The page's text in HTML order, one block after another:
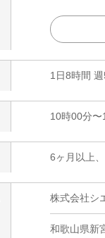
1日8時間
10時00分〜
6ヶ月以上
株式会社シ
和歌山県新